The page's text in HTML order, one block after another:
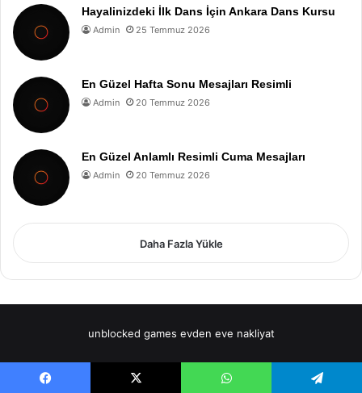
Hayalinizdeki İlk Dans İçin Ankara Dans Kursu
Admin 25 Temmuz 2026
En Güzel Hafta Sonu Mesajları Resimli
Admin 20 Temmuz 2026
En Güzel Anlamlı Resimli Cuma Mesajları
Admin 20 Temmuz 2026
Daha Fazla Yükle
unblocked games evden eve nakliyat